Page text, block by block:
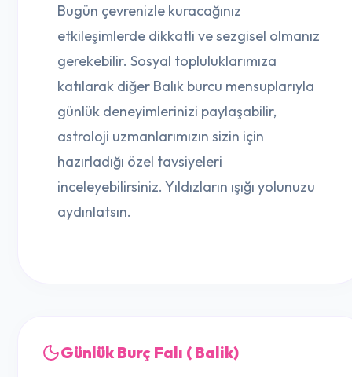
Bugün çevrenizle kuracağınız
etkileşimlerde dikkatli ve sezgisel olmanız
gerekebilir. Sosyal topluluklarımıza
katılarak diğer Balık burcu mensuplarıyla
günlük deneyimlerinizi paylaşabilir,
astroloji uzmanlarımızın sizin için
hazırladığı özel tavsiyeleri
inceleyebilirsiniz. Yıldızların ışığı yolunuzu
aydınlatsın.
Günlük Burç Falı ( Balik)